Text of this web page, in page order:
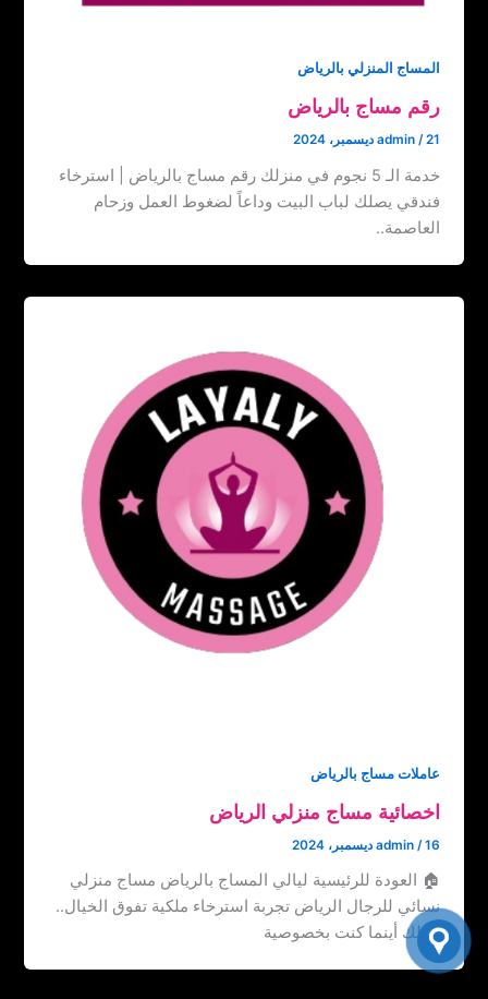
المساج المنزلي بالرياض
رقم مساج بالرياض
admin /21 ديسمبر، 2024
خدمة الـ 5 نجوم في منزلك رقم مساج بالرياض | استرخاء
فندقي يصلك لباب البيت وداعاً لضغوط العمل وزحام
العاصمة..
عاملات مساج بالرياض
اخصائية مساج منزلي الرياض
admin /16 ديسمبر، 2024
🏠 العودة للرئيسية ليالي المساج بالرياض مساج منزلي
نسائي للرجال الرياض تجربة استرخاء ملكية تفوق الخيال..
نصلك أينما كنت بخصوصية